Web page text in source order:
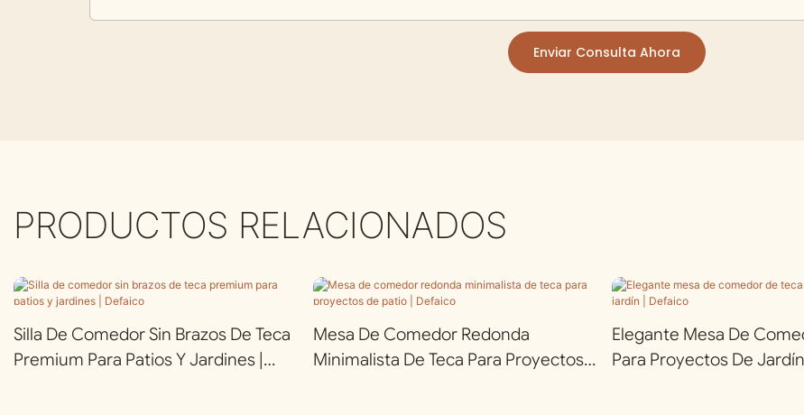
Enviar Consulta Ahora
PRODUCTOS RELACIONADOS
Silla De Comedor Sin Brazos De Teca
Premium Para Patios Y Jardines |
Mesa De Comedor Redonda
Minimalista De Teca Para Proyectos
Elegante Mesa De
Para Proyectos De